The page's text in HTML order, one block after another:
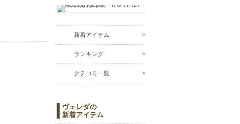
新着アイテム
ランキング
クチコミ一覧
ヴェレダの
新着アイテム